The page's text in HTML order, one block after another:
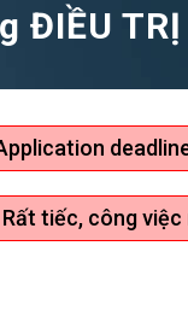
ĐIỀU
Rất tiếc, công